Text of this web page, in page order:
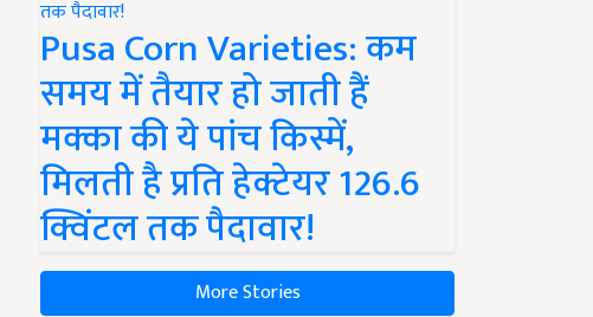
Pusa Corn Varieties: कम
समय में तैयार हो जाती हैं
मक्का की ये पांच किस्में,
मिलती है प्रति हेक्टेयर 126.6
क्विंटल तक पैदावार!
More Stories